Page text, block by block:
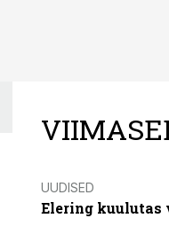
UUDISED
Elering